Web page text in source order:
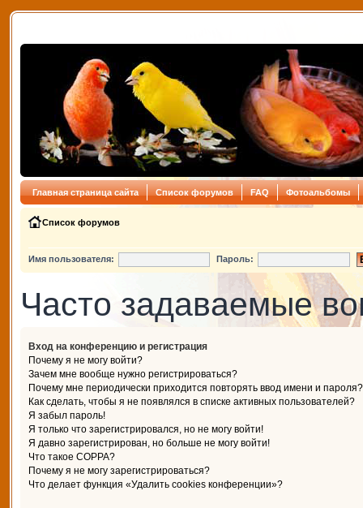
Главная страница сайта Список форумов FAQ Фотоальбомы
Список форумов
Имя пользователя: Пароль:
Часто задаваемые
Вход на конференцию и регистрация
Почему я не могу войти?
Зачем мне вообще нужно регистрироваться?
Почему мне периодически приходится повторять ввод имени и пароля?
Как сделать, чтобы я не появлялся в списке активных пользователей?
Я забыл пароль!
Я только что зарегистрировался, но не могу войти!
Я давно зарегистрирован, но больше не могу войти!
Что такое COPPA?
Почему я не могу зарегистрироваться?
Что делает функция «Удалить cookies конференции»?